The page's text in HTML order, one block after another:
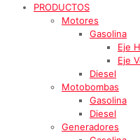
PRODUCTOS
Motores
Gasolina
Eje
Eje
Diesel
Motobombas
Gasolina
Diesel
Generadores